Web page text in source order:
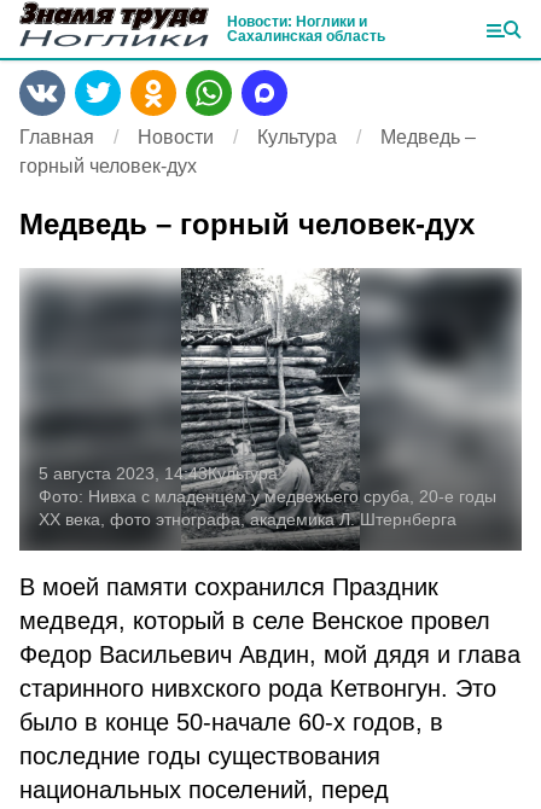
Новости: Ноглики и
Сахалинская область
Главная Новости Культура
Медведь –
горный человек-дух
Медведь – горный человек-дух
5 августа 2023, 14:43Культура
Фото: Нивха с младенцем у медвежьего сруба, 20-е годы
ХХ века, фото этнографа, академика Л. Штернберга
В моей памяти сохранился Праздник
медведя, который в селе Венское провел
Федор Васильевич Авдин, мой дядя и глава
старинного нивхского рода Кетвонгун. Это
было в конце 50-начале 60-х годов, в
последние годы существования
национальных поселений, перед